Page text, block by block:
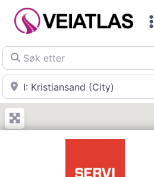
Skip
Søk etter
Nær